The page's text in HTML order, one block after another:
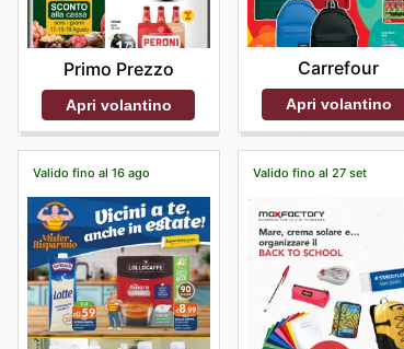
Primo Prezzo
Apri volantino
Carrefour
Apri volantino
Valido fino al 16 ago Valido fino al 27 set